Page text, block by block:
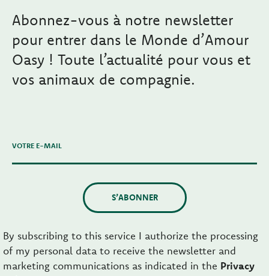
Abonnez-vous à notre newsletter
pour entrer dans le Monde d’Amour
Oasy ! Toute l’actualité pour vous et
vos animaux de compagnie.
VOTRE E-MAIL
S’ABONNER
By subscribing to this service I authorize the processing
of my personal data to receive the newsletter and
marketing communications as indicated in the Privacy